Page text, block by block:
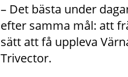
– Det bästa under
efter samma mål: att
sätt att få uppleva
Trivector.